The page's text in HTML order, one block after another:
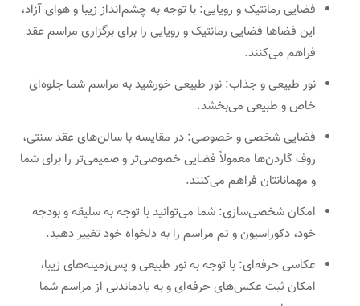
فضایی رمانتیک و رویایی: با توجه به چشم‌انداز زیبا و هوای آزاد،
این فضاها فضایی رمانتیک و رویایی را برای برگزاری مراسم عقد
فراهم می‌کنند.
نور طبیعی و جذاب: نور طبیعی خورشید به مراسم شما جلوه‌ای
خاص و طبیعی می‌بخشد.
فضایی شخصی و خصوصی: در مقایسه با سالن‌های عقد سنتی،
روف گاردن‌ها معمولاً فضایی خصوصی‌تر و صمیمی‌تر را برای شما
و مهمانانتان فراهم می‌کنند.
امکان شخصی‌سازی: شما می‌توانید با توجه به سلیقه و بودجه
خود، دکوراسیون و تم مراسم را به دلخواه خود تغییر دهید.
عکاسی حرفه‌ای: با توجه به نور طبیعی و پس‌زمینه‌های زیبا،
امکان ثبت عکس‌های حرفه‌ای و به یادماندنی از مراسم شما